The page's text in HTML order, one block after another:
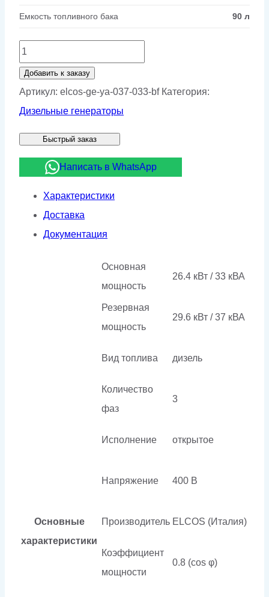
Емкость топливного бака 90 л
Количество
товара
Дизельный
генератор
GE.YA.037/033.BF
Добавить к заказу
Артикул: elcos-ge-ya-037-033-bf Категория:
Дизельные генераторы
Быстрый заказ
Написать в WhatsApp
Характеристики
Доставка
Документация
Основные
характеристики
Основная
мощность
26.4 кВт / 33 кВА
Резервная
мощность
29.6 кВт / 37 кВА
Вид топлива дизель
Количество
фаз
3
Исполнение открытое
Напряжение 400 В
Производитель ELCOS (Италия)
Коэффициент
мощности
0.8 (cos φ)